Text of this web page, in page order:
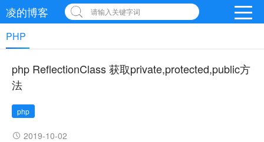
凌的博客 请输入关键字词
PHP
php ReflectionClass 获取private,protected,public方
法
php
2019-10-02